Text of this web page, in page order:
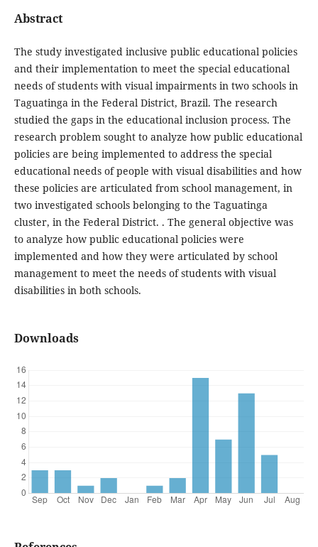
Abstract
The study investigated inclusive public educational policies
and their implementation to meet the special educational
needs of students with visual impairments in two schools in
Taguatinga in the Federal District, Brazil. The research
studied the gaps in the educational inclusion process. The
research problem sought to analyze how public educational
policies are being implemented to address the special
educational needs of people with visual disabilities and how
these policies are articulated from school management, in
two investigated schools belonging to the Taguatinga
cluster, in the Federal District. . The general objective was
to analyze how public educational policies were
implemented and how they were articulated by school
management to meet the needs of students with visual
disabilities in both schools.
Downloads